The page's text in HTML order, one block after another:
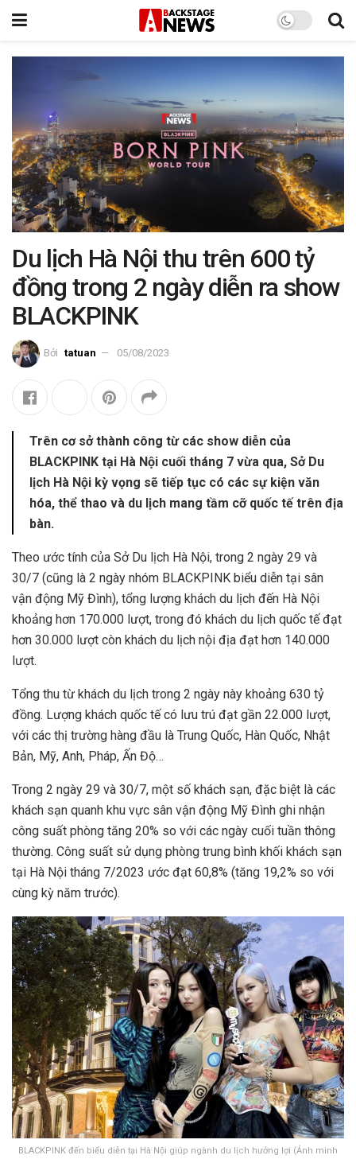
Du lịch Hà Nội thu trên 600 tỷ
đồng trong 2 ngày diễn ra show
BLACKPINK
Bởi tatuan 05/08/2023
Trên cơ sở thành công từ các show diễn của
BLACKPINK tại Hà Nội cuối tháng 7 vừa qua, Sở Du
lịch Hà Nội kỳ vọng sẽ tiếp tục có các sự kiện văn
hóa, thể thao và du lịch mang tầm cỡ quốc tế trên địa
bàn.
Theo ước tính của Sở Du lịch Hà Nội, trong 2 ngày 29 và
30/7 (cũng là 2 ngày nhóm BLACKPINK biểu diễn tại sân
vận động Mỹ Đình), tổng lượng khách du lịch đến Hà Nội
khoảng hơn 170.000 lượt, trong đó khách du lịch quốc tế đạt
hơn 30.000 lượt còn khách du lịch nội địa đạt hơn 140.000
lượt.
Tổng thu từ khách du lịch trong 2 ngày này khoảng 630 tỷ
đồng. Lượng khách quốc tế có lưu trú đạt gần 22.000 lượt,
với các thị trường hàng đầu là Trung Quốc, Hàn Quốc, Nhật
Bản, Mỹ, Anh, Pháp, Ấn Độ…
Trong 2 ngày 29 và 30/7, một số khách sạn, đặc biệt là các
khách sạn quanh khu vực sân vận động Mỹ Đình ghi nhận
công suất phòng tăng 20% so với các ngày cuối tuần thông
thường. Công suất sử dụng phòng trung bình khối khách sạn
tại Hà Nội tháng 7/2023 ước đạt 60,8% (tăng 19,2% so với
cùng kỳ năm trước).
BLACKPINK đến biểu diễn tại Hà Nội giúp ngành du lịch hưởng lợi (Ảnh minh